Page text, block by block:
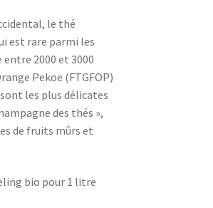
le thé
est rare parmi les
2000 et 3000
Pekoe (FTGFOP)
les plus délicates
des thés »,
de fruits mûrs et
bio pour 1 litre